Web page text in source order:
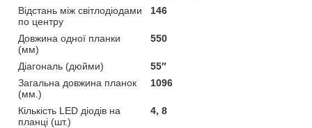
Відстань між світлодіодами
по центру
146
Довжина одної планки
(мм)
550
Діагональ (дюйми)
55″
Загальна довжина планок
(мм.)
1096
Кількість LED діодів на
планці (шт.)
4, 8